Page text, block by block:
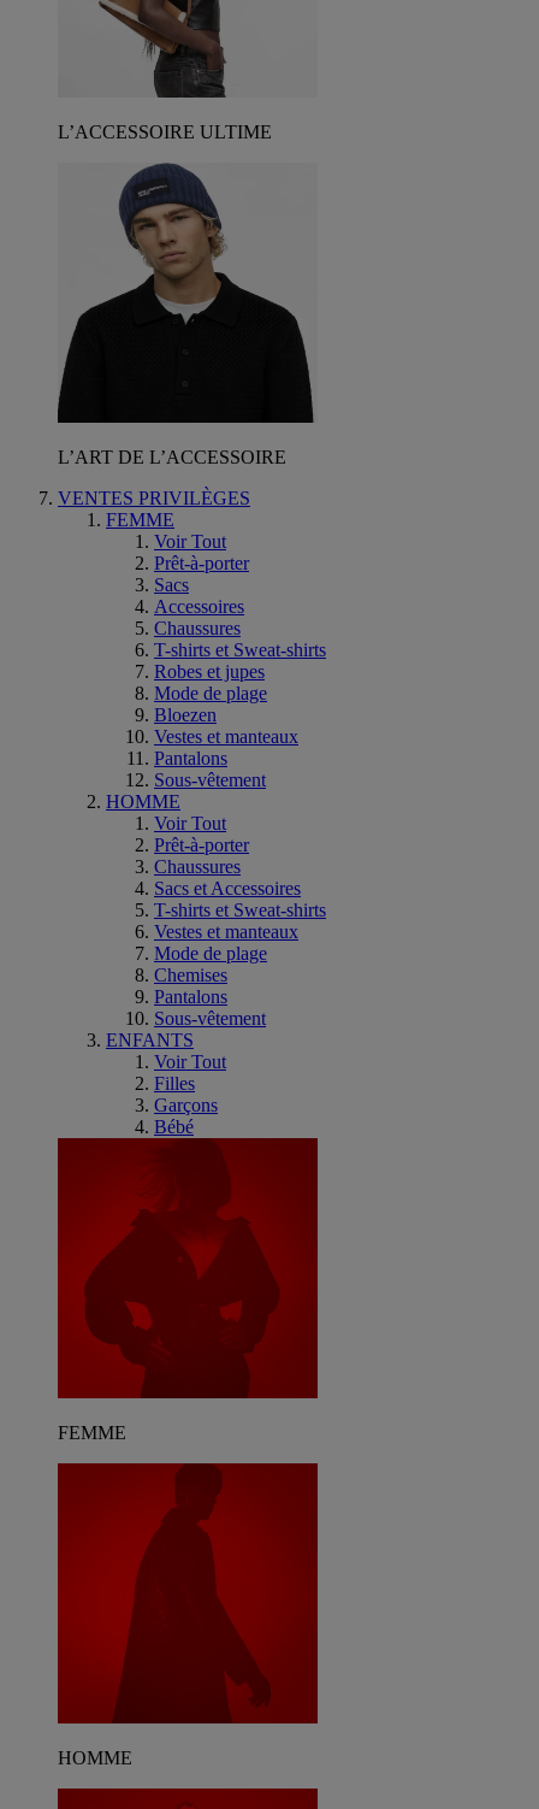
L’ACCESSOIRE ULTIME
L’ART DE L’ACCESSOIRE
VENTES PRIVILÈGES
FEMME
Voir Tout
Prêt-à-porter
Sacs
Accessoires
Chaussures
T-shirts et Sweat-shirts
Robes et jupes
Mode de plage
Bloezen
Vestes et manteaux
Pantalons
Sous-vêtement
HOMME
Voir Tout
Prêt-à-porter
Chaussures
Sacs et Accessoires
T-shirts et Sweat-shirts
Vestes et manteaux
Mode de plage
Chemises
Pantalons
Sous-vêtement
ENFANTS
Voir Tout
Filles
Garçons
Bébé
FEMME
HOMME